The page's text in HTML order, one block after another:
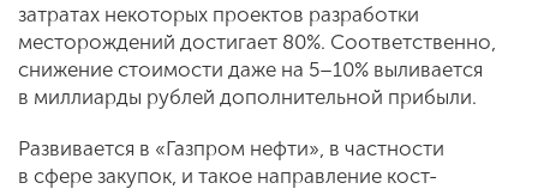
затратах некоторых проектов разработки
месторождений достигает 80%. Соответственно,
снижение стоимости даже на 5–10% выливается
в миллиарды рублей дополнительной прибыли.
Развивается в «Газпром нефти», в частности
в сфере закупок, и такое направление кост-